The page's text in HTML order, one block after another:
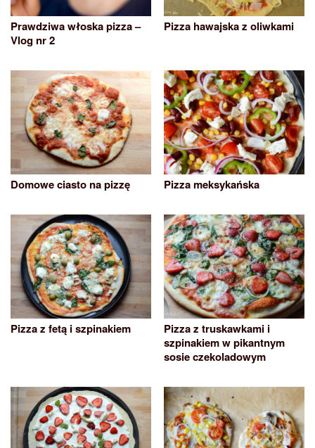
Prawdziwa włoska pizza –
Vlog nr 2
Pizza hawajska z oliwkami
Domowe ciasto na pizzę Pizza meksykańska
Pizza z fetą i szpinakiem
Pizza z truskawkami i
szpinakiem w pikantnym
sosie czekoladowym